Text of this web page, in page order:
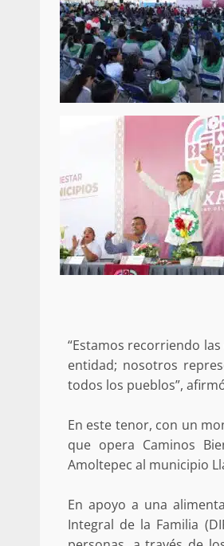
“Estamos recorriendo
entidad; nosotros
todos los pueblos”,
En este tenor, con un
que opera Caminos
Amoltepec al municipio
En apoyo a una
Integral de la Familia
Se
altura
22